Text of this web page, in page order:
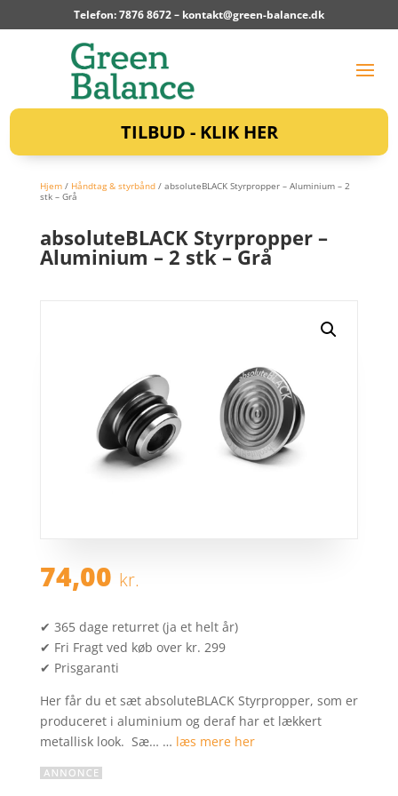
Telefon: 7876 8672 – kontakt@green-balance.dk
TILBUD - KLIK HER
Hjem/ Håndtag & styrbånd/ absoluteBLACK Styrpropper – Aluminium – 2
stk – Grå
absoluteBLACK Styrpropper –
Aluminium – 2 stk – Grå
74,00 kr.
✔ 365 dage returret (ja et helt år)
✔ Fri Fragt ved køb over kr. 299
✔ Prisgaranti
Her får du et sæt absoluteBLACK Styrpropper, som er
produceret i aluminium og deraf har et lækkert
metallisk look. Sæ… … læs mere her